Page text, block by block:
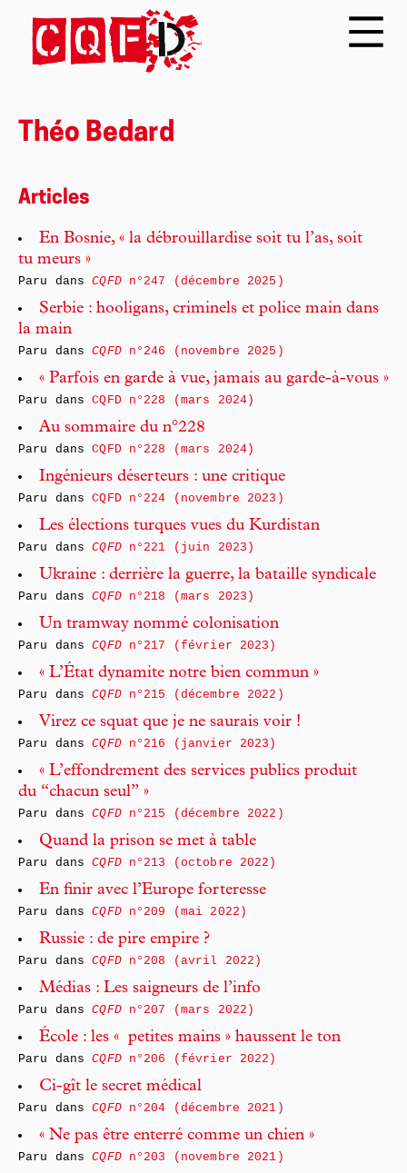
Théo Bedard
Articles
En Bosnie, « la débrouillardise soit tu l’as, soit
tu meurs »
Paru dansCQFDn°247 (décembre 2025)
Serbie : hooligans, criminels et police main dans
la main
Paru dansCQFDn°246 (novembre 2025)
« Parfois en garde à vue, jamais au garde-à-vous »
Paru dansCQFD n°228 (mars 2024)
Au sommaire du n°228
Paru dansCQFD n°228 (mars 2024)
Ingénieurs déserteurs : une critique
Paru dansCQFD n°224 (novembre 2023)
Les élections turques vues du Kurdistan
Paru dansCQFDn°221 (juin 2023)
Ukraine : derrière la guerre, la bataille syndicale
Paru dansCQFDn°218 (mars 2023)
Un tramway nommé colonisation
Paru dansCQFDn°217 (février 2023)
« L’État dynamite notre bien commun »
Paru dansCQFDn°215 (décembre 2022)
Virez ce squat que je ne saurais voir !
Paru dansCQFDn°216 (janvier 2023)
« L’effondrement des services publics produit
du “chacun seul” »
Paru dansCQFDn°215 (décembre 2022)
Quand la prison se met à table
Paru dansCQFDn°213 (octobre 2022)
En finir avec l’Europe forteresse
Paru dansCQFDn°209 (mai 2022)
Russie : de pire empire ?
Paru dansCQFDn°208 (avril 2022)
Médias : Les saigneurs de l’info
Paru dansCQFDn°207 (mars 2022)
École : les « petites mains » haussent le ton
Paru dansCQFDn°206 (février 2022)
Ci-gît le secret médical
Paru dansCQFDn°204 (décembre 2021)
« Ne pas être enterré comme un chien »
Paru dansCQFDn°203 (novembre 2021)